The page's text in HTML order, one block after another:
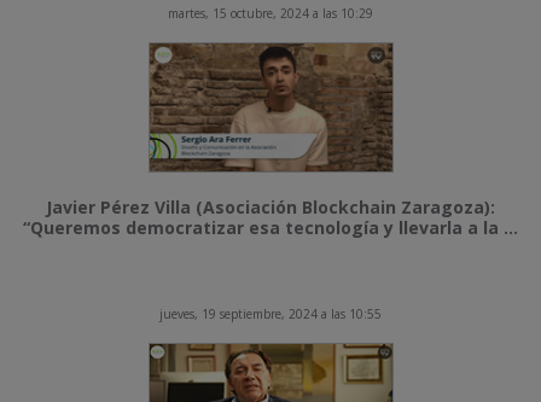
martes, 15 octubre, 2024 a las 10:29
Javier Pérez Villa (Asociación Blockchain Zaragoza):
“Queremos democratizar esa tecnología y llevarla a la ...
jueves, 19 septiembre, 2024 a las 10:55